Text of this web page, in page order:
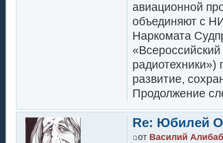
авиационной
объединяют с
Наркомата
радиотехники»)
развитие,
Продолжение
Re: Юбилей
от Василий